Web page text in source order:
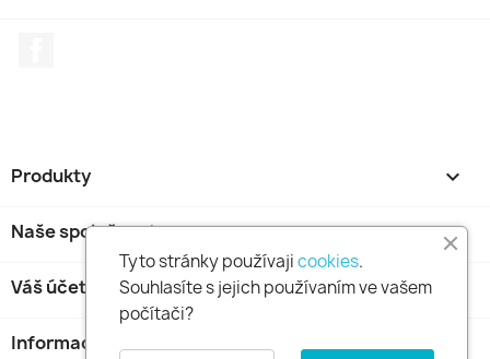
Produkty 
Naše společnost 
Váš účet
Informace o obchodu
Tyto stránky používajicookies.
Souhlasíte s jejich používaním ve vašem
počítači?